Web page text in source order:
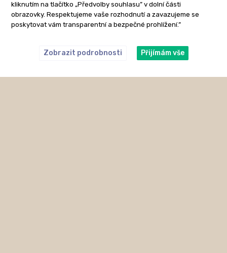
kliknutím na tlačítko „Předvolby souhlasu” v dolní části
obrazovky. Respektujeme vaše rozhodnutí a zavazujeme se
poskytovat vám transparentní a bezpečné prohlížení.”
Zobrazit podrobnosti Přijímám vše